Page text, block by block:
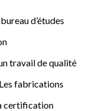
d’études
travail de qualité
fabrications
certification